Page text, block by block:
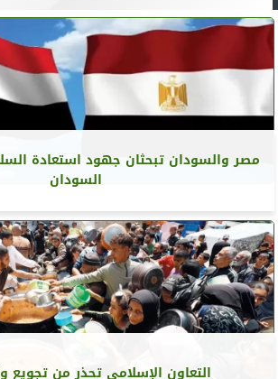
مصر والسودان تبحثان جهود استعادة
السودان
التعاون الإسلامي تحذر من تجويع